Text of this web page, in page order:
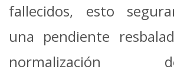
fallecidos, esto
una pendiente